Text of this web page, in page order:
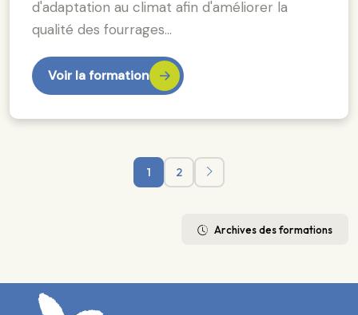
d'adaptation au climat afin d'améliorer la
qualité des fourrages…
Voir la formation
1 2
Archives des formations